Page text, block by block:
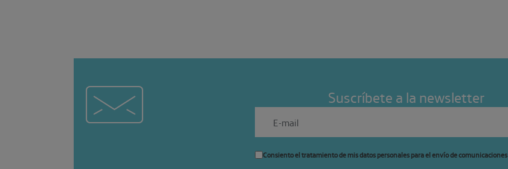
Suscríbete a la newsletter
Consiento el tratamiento de mis datos personales para el envío de comunicaciones